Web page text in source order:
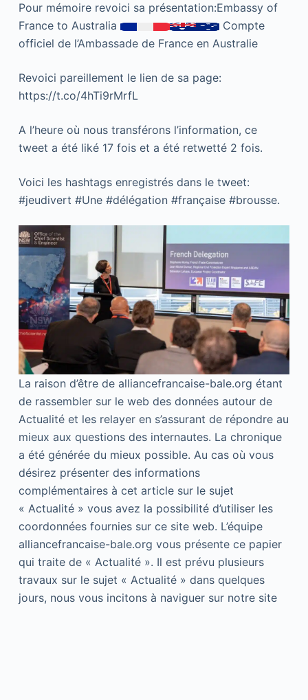
Pour mémoire revoici sa présentation:Embassy of
France to Australia
Compte
officiel de l’Ambassade de France en Australie
Revoici pareillement le lien de sa page:
https://t.co/4hTi9rMrfL
A l’heure où nous transférons l’information, ce
tweet a été liké 17 fois et a été retwetté 2 fois.
Voici les hashtags enregistrés dans le tweet:
#jeudivert #Une #délégation #française #brousse.
La raison d’être de alliancefrancaise-bale.org étant
de rassembler sur le web des données autour de
Actualité et les relayer en s’assurant de répondre au
mieux aux questions des internautes. La chronique
a été générée du mieux possible. Au cas où vous
désirez présenter des informations
complémentaires à cet article sur le sujet
« Actualité » vous avez la possibilité d’utiliser les
coordonnées fournies sur ce site web. L’équipe
alliancefrancaise-bale.org vous présente ce papier
qui traite de « Actualité ». Il est prévu plusieurs
travaux sur le sujet « Actualité » dans quelques
jours, nous vous incitons à naviguer sur notre site